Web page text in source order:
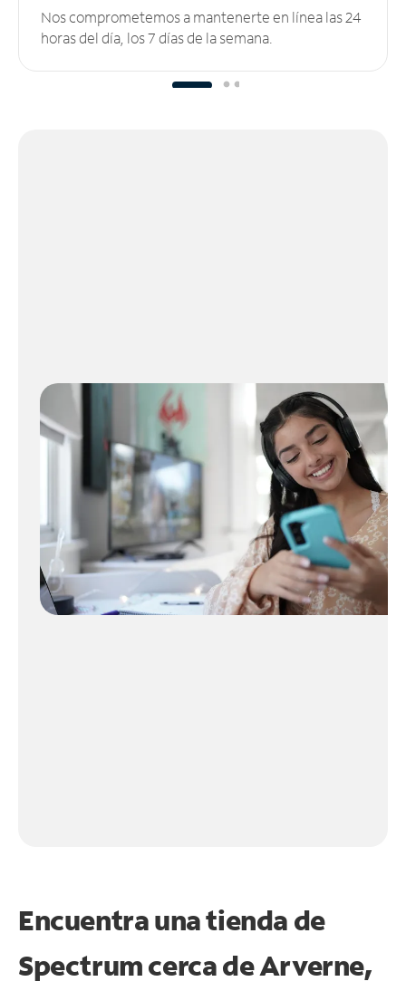
Nos comprometemos a mantenerte en línea las 24
horas del día, los 7 días de la semana.
Encuentra una tienda de
Spectrumcerca de Arverne,